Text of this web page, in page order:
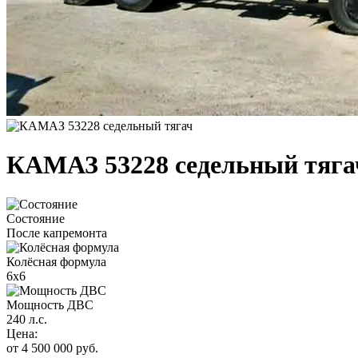
КАМАЗ 53228 седельный
Состояние
После капремонта
Колёсная формула
6х6
Мощность ДВС
240 л.с.
Цена:
от 4 500 000 руб.